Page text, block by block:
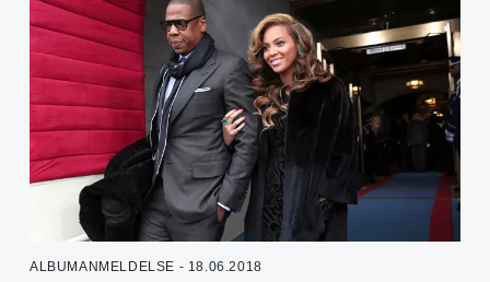
ALBUMANMELDELSE - 18.06.2018